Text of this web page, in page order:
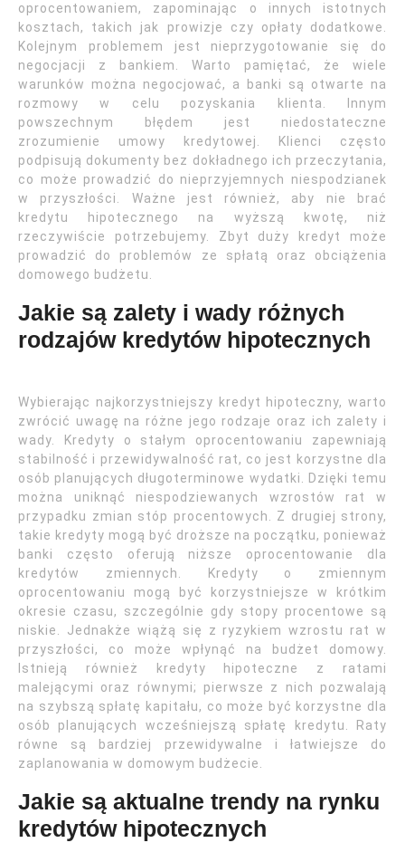
oprocentowaniem, zapominając o innych istotnych
kosztach, takich jak prowizje czy opłaty dodatkowe.
Kolejnym problemem jest nieprzygotowanie się do
negocjacji z bankiem. Warto pamiętać, że wiele
warunków można negocjować, a banki są otwarte na
rozmowy w celu pozyskania klienta. Innym
powszechnym błędem jest niedostateczne
zrozumienie umowy kredytowej. Klienci często
podpisują dokumenty bez dokładnego ich przeczytania,
co może prowadzić do nieprzyjemnych niespodzianek
w przyszłości. Ważne jest również, aby nie brać
kredytu hipotecznego na wyższą kwotę, niż
rzeczywiście potrzebujemy. Zbyt duży kredyt może
prowadzić do problemów ze spłatą oraz obciążenia
domowego budżetu.
Jakie są zalety i wady różnych
rodzajów kredytów hipotecznych
Wybierając najkorzystniejszy kredyt hipoteczny, warto
zwrócić uwagę na różne jego rodzaje oraz ich zalety i
wady. Kredyty o stałym oprocentowaniu zapewniają
stabilność i przewidywalność rat, co jest korzystne dla
osób planujących długoterminowe wydatki. Dzięki temu
można uniknąć niespodziewanych wzrostów rat w
przypadku zmian stóp procentowych. Z drugiej strony,
takie kredyty mogą być droższe na początku, ponieważ
banki często oferują niższe oprocentowanie dla
kredytów zmiennych. Kredyty o zmiennym
oprocentowaniu mogą być korzystniejsze w krótkim
okresie czasu, szczególnie gdy stopy procentowe są
niskie. Jednakże wiążą się z ryzykiem wzrostu rat w
przyszłości, co może wpłynąć na budżet domowy.
Istnieją również kredyty hipoteczne z ratami
malejącymi oraz równymi; pierwsze z nich pozwalają
na szybszą spłatę kapitału, co może być korzystne dla
osób planujących wcześniejszą spłatę kredytu. Raty
równe są bardziej przewidywalne i łatwiejsze do
zaplanowania w domowym budżecie.
Jakie są aktualne trendy na rynku
kredytów hipotecznych